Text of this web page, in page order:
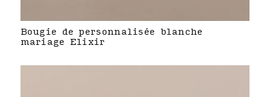
Bougie de personnalisée blanche
mariage Elixir